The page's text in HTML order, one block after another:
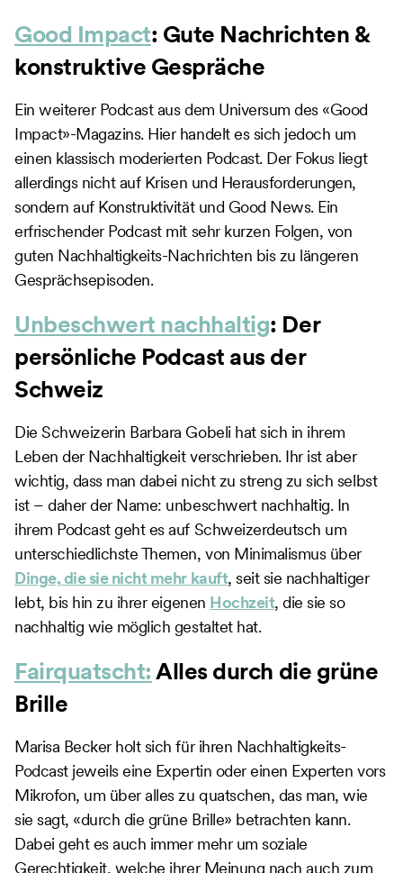
Good Impact: Gute Nachrichten &
konstruktive Gespräche
Ein weiterer Podcast aus dem Universum des «Good
Impact»-Magazins. Hier handelt es sich jedoch um
einen klassisch moderierten Podcast. Der Fokus liegt
allerdings nicht auf Krisen und Herausforderungen,
sondern auf Konstruktivität und Good News. Ein
erfrischender Podcast mit sehr kurzen Folgen, von
guten Nachhaltigkeits-Nachrichten bis zu längeren
Gesprächsepisoden.
Unbeschwert nachhaltig: Der
persönliche Podcast aus der
Schweiz
Die Schweizerin Barbara Gobeli hat sich in ihrem
Leben der Nachhaltigkeit verschrieben. Ihr ist aber
wichtig, dass man dabei nicht zu streng zu sich selbst
ist – daher der Name: unbeschwert nachhaltig. In
ihrem Podcast geht es auf Schweizerdeutsch um
unterschiedlichste Themen, von Minimalismus über
Dinge, die sie nicht mehr kauft, seit sie nachhaltiger
lebt, bis hin zu ihrer eigenen Hochzeit, die sie so
nachhaltig wie möglich gestaltet hat.
Fairquatscht:Alles durch die grüne
Brille
Marisa Becker holt sich für ihren Nachhaltigkeits-
Podcast jeweils eine Expertin oder einen Experten vors
Mikrofon, um über alles zu quatschen, das man, wie
sie sagt, «durch die grüne Brille» betrachten kann.
Dabei geht es auch immer mehr um soziale
Gerechtigkeit, welche ihrer Meinung nach auch zum